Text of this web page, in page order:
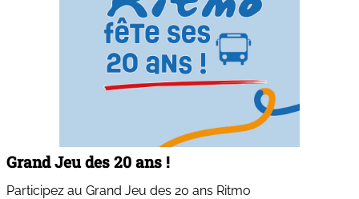
Grand Jeu des 20 ans !
Participez au Grand Jeu des 20 ans Ritmo